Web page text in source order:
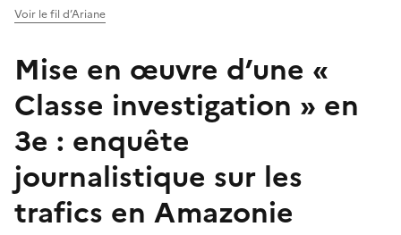
Voir le fil d’Ariane
Mise en œuvre d’une «
Classe investigation » en
3e : enquête
journalistique sur les
trafics en Amazonie